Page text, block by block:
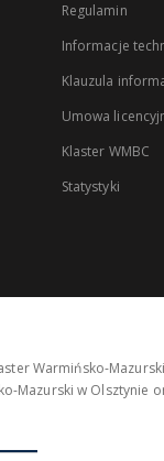
Regulamin
Informacje
Klauzula
Umowa
Klaster WMBC
Statystyki
Warmińsko-
Mazurski w